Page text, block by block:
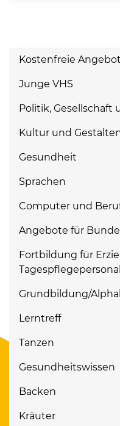
Kostenfreie
Junge VHS
Politik, Gesellschaft
Kultur und
Gesundheit
Sprachen
Computer und
Angebote für
Fortbildung für
Tagespflegepersonal
Grundbildung/
Lerntreff
Tanzen
Gesundheitswissen
Backen
Kräuter